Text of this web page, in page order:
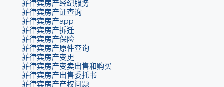
菲律宾房产经纪服务
菲律宾房产证查询
菲律宾房产app
菲律宾房产拆迁
菲律宾房产保险
菲律宾房产原件查询
菲律宾房产变更
菲律宾房产变卖出售和购买
菲律宾房产出售委托书
菲律宾房产产权问题